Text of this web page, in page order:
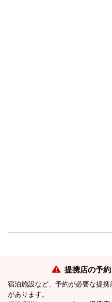
提携店の予
宿泊施設など、予約が必要な提
があります。